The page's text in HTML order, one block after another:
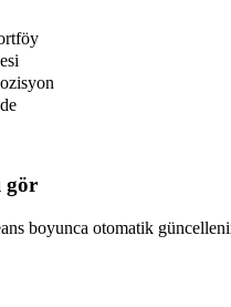
gör
boyunca otomatik